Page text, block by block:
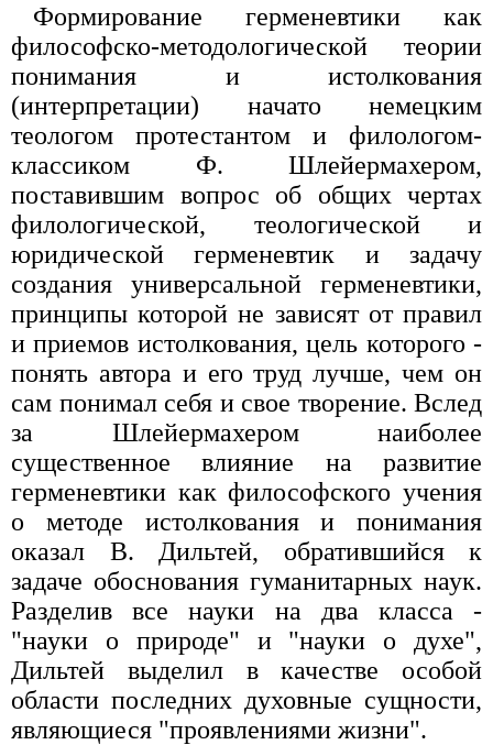
Формирование герменевтики как
философско-методологической теории
понимания и истолкования
(интерпретации) начато немецким
теологом протестантом и филологом-
классиком Ф. Шлейермахером,
поставившим вопрос об общих чертах
филологической, теологической и
юридической герменевтик и задачу
создания универсальной герменевтики,
принципы которой не зависят от правил
и приемов истолкования, цель которого -
понять автора и его труд лучше, чем он
сам понимал себя и свое творение. Вслед
за Шлейермахером наиболее
существенное влияние на развитие
герменевтики как философского учения
о методе истолкования и понимания
оказал В. Дильтей, обратившийся к
задаче обоснования гуманитарных наук.
Разделив все науки на два класса -
"науки о природе" и "науки о духе",
Дильтей выделил в качестве особой
области последних духовные сущности,
являющиеся "проявлениями жизни".